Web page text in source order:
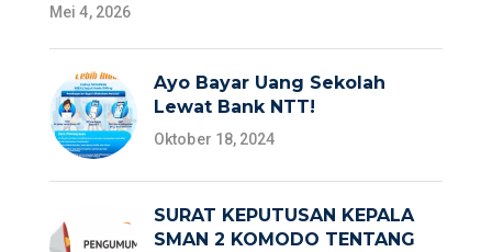
Mei 4, 2026
Ayo Bayar Uang Sekolah
Lewat Bank NTT!
Oktober 18, 2024
SURAT KEPUTUSAN KEPALA
SMAN 2 KOMODO TENTANG